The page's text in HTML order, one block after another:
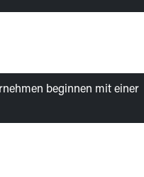
beginnen mit einer